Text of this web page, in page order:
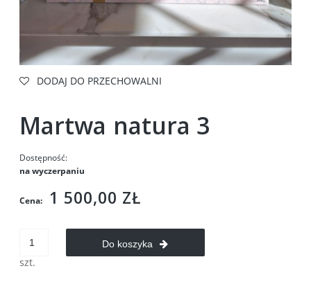
DODAJ DO PRZECHOWALNI
Martwa natura 3
Dostępność:
na wyczerpaniu
Cena: 1 500,00 ZŁ
szt.
Do koszyka